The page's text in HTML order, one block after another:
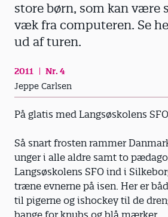
store børn, som kan være
væk fra computeren. Se
ud af turen.
2011
Nr. 4
Jeppe Carlsen
På glatis med Langsøskolens
Så snart frosten rammer
unger i alle aldre samt to
Langsøskolens SFO ind i
træne evnerne på isen. Her er
til pigerne og ishockey til de
bange for knubs og blå mærker.